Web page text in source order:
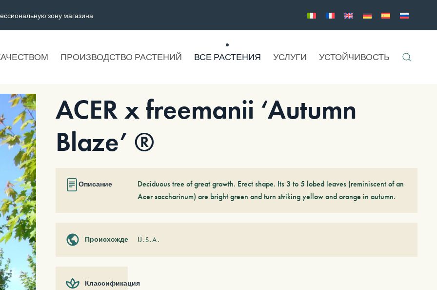
зону магазина
ПРОИЗВОДСТВО РАСТЕНИЙ ВСЕ РАСТЕНИЯ УСЛУГИ УСТОЙЧИВОСТЬ
ACER x freemanii ‘Autumn
Blaze’ ®
Описание
Deciduous tree of great growth. Erect shape. Its 3 to 5 lobed leaves (reminiscent of an
Acer saccharinum) are bright green and turn striking yellow and orange in autumn.
ПроисхождениеU.S.A.
Классификация